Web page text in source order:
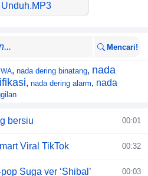
Unduh.MP3
Mencari!
, nada dering binatang, nada
, nada dering alarm, nada
bersiu 00:01
Viral TikTok 00:32
Suga ver ‘Shibal’ 00:03